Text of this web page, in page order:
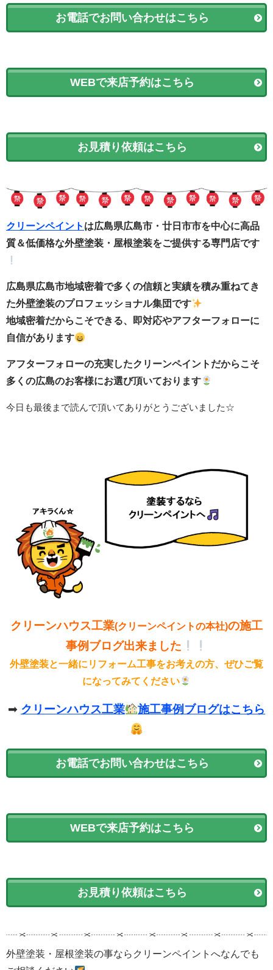
お電話でお問い合わせはこちら
WEBで来店予約はこちら
お見積り依頼はこちら
クリーンペイント は広島県広島市・廿日市市を中心に高品
質＆低価格な外壁塗装・屋根塗装をご提供する専門店です
広島県広島市地域密着で多くの信頼と実績を積み重ねてき
た外壁塗装のプロフェッショナル集団です
地域密着だからこそできる、即対応やアフターフォローに
自信があります
アフターフォローの充実したクリーンペイントだからこそ
多くの広島のお客様にお選び頂いております
今日も最後まで読んで頂いてありがとうございました☆
クリーンハウス工業(クリーンペイントの本社)の施工
事例ブログ出来ました
外壁塗装と一緒にリフォーム工事をお考えの方、ぜひご覧
になってみてください
➡ クリーンハウス工業 施工事例ブログはこちら
お電話でお問い合わせはこちら
WEBで来店予約はこちら
お見積り依頼はこちら
外壁塗装・屋根塗装の事ならクリーンペイントへなんでも